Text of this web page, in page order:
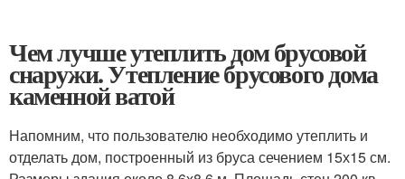
Чем лучше утеплить дом брусовой
снаружи. Утепление брусового дома
каменной ватой
Напомним, что пользователю необходимо утеплить и
отделать дом, построенный из бруса сечением 15х15 см.